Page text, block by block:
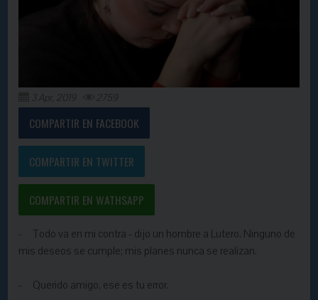
3 Apr, 2019 2759
COMPARTIR EN FACEBOOK
COMPARTIR EN TWITTER
COMPARTIR EN WATHSAPP
- Todo va en mi contra - dijo un hombre a Lutero. Ninguno de
mis deseos se cumple; mis planes nunca se realizan.
- Querido amigo, ese es tu error.